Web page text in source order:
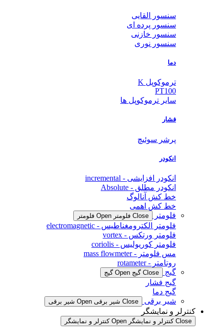
سنسور القایی
سنسور پرده ای
سنسور خازنی
سنسور نوری
دما
ترموکوپل K
PT100
سایر ترموکوپل ها
فشار
پرشر سوئیچ
انکودر
انکودر افزایشی - incremental
انکودر مطلق - Absolute
خط کش آنالوگ
خط کش اهمی
فلومتر
Close فلومتر Open فلومتر
فلومتر الکترومغناطیس - electromagnetic
فلومتر ورتکس - vortex
فلومتر کوریولیس - coriolis
مس فلومتر - mass flowmeter
روتامتر - rotameter
گیج
Close گیج Open گیج
گیج فشار
گیج دما
شیر برقی
Close شیر برقی Open شیر برقی
کنترلر و نمایشگر
Close کنترلر و نمایشگر Open کنترلر و نمایشگر